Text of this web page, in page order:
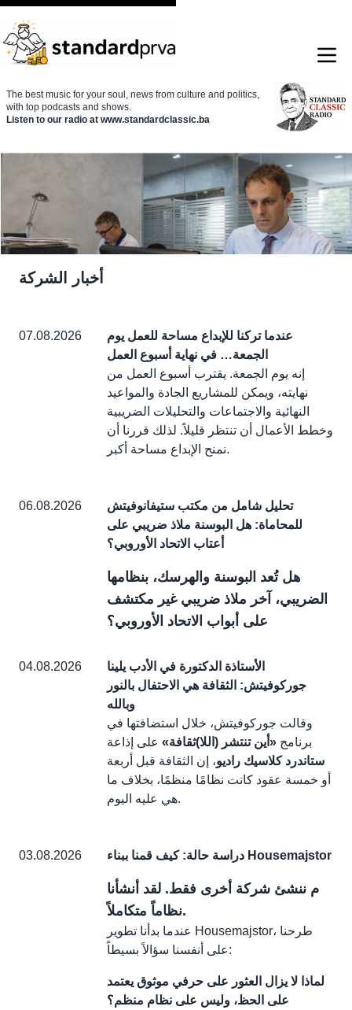
The best music for your soul, news from culture and politics,
with top podcasts and shows.
Listen to our radio at www.standardclassic.ba
أخبار الشركة
07.08.2026
عندما تركنا للإبداع مساحة للعمل يوم
الجمعة… في نهاية أسبوع العمل
إنه يوم الجمعة. يقترب أسبوع العمل من
نهايته، ويمكن للمشاريع الجادة والمواعيد
النهائية والاجتماعات والتحليلات الضريبية
وخطط الأعمال أن تنتظر قليلاً. لذلك قررنا أن
نمنح الإبداع مساحة أكبر.
06.08.2026
تحليل شامل من مكتب ستيفانوفيتش
للمحاماة: هل البوسنة ملاذ ضريبي على
أعتاب الاتحاد الأوروبي؟
هل تُعد البوسنة والهرسك، بنظامها
الضريبي، آخر ملاذ ضريبي غير مكتشف
على أبواب الاتحاد الأوروبي؟
04.08.2026
الأستاذة الدكتورة في الأدب يلينا
جوركوفيتش: الثقافة هي الاحتفال بالنور
وبالله
وقالت جوركوفيتش، خلال استضافتها في
برنامج «أين تنتشر (اللا)ثقافة» على إذاعة
ستاندرد كلاسيك راديو، إن الثقافة قبل أربعة
أو خمسة عقود كانت نظامًا منظمًا، بخلاف ما
هي عليه اليوم.
03.08.2026 دراسة حالة: كيف قمنا ببناء Housemajstor
م ننشئ شركة أخرى فقط. لقد أنشأنا
نظاماً متكاملاً.
عندما بدأنا تطوير Housemajstor، طرحنا
على أنفسنا سؤالاً بسيطاً:
لماذا لا يزال العثور على حرفي موثوق يعتمد
على الحظ، وليس على نظام منظم؟